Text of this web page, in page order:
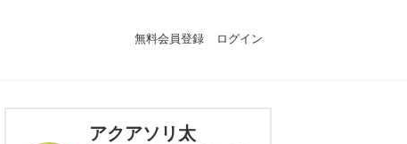
無料会員登録 ログイン
アクアソリ太